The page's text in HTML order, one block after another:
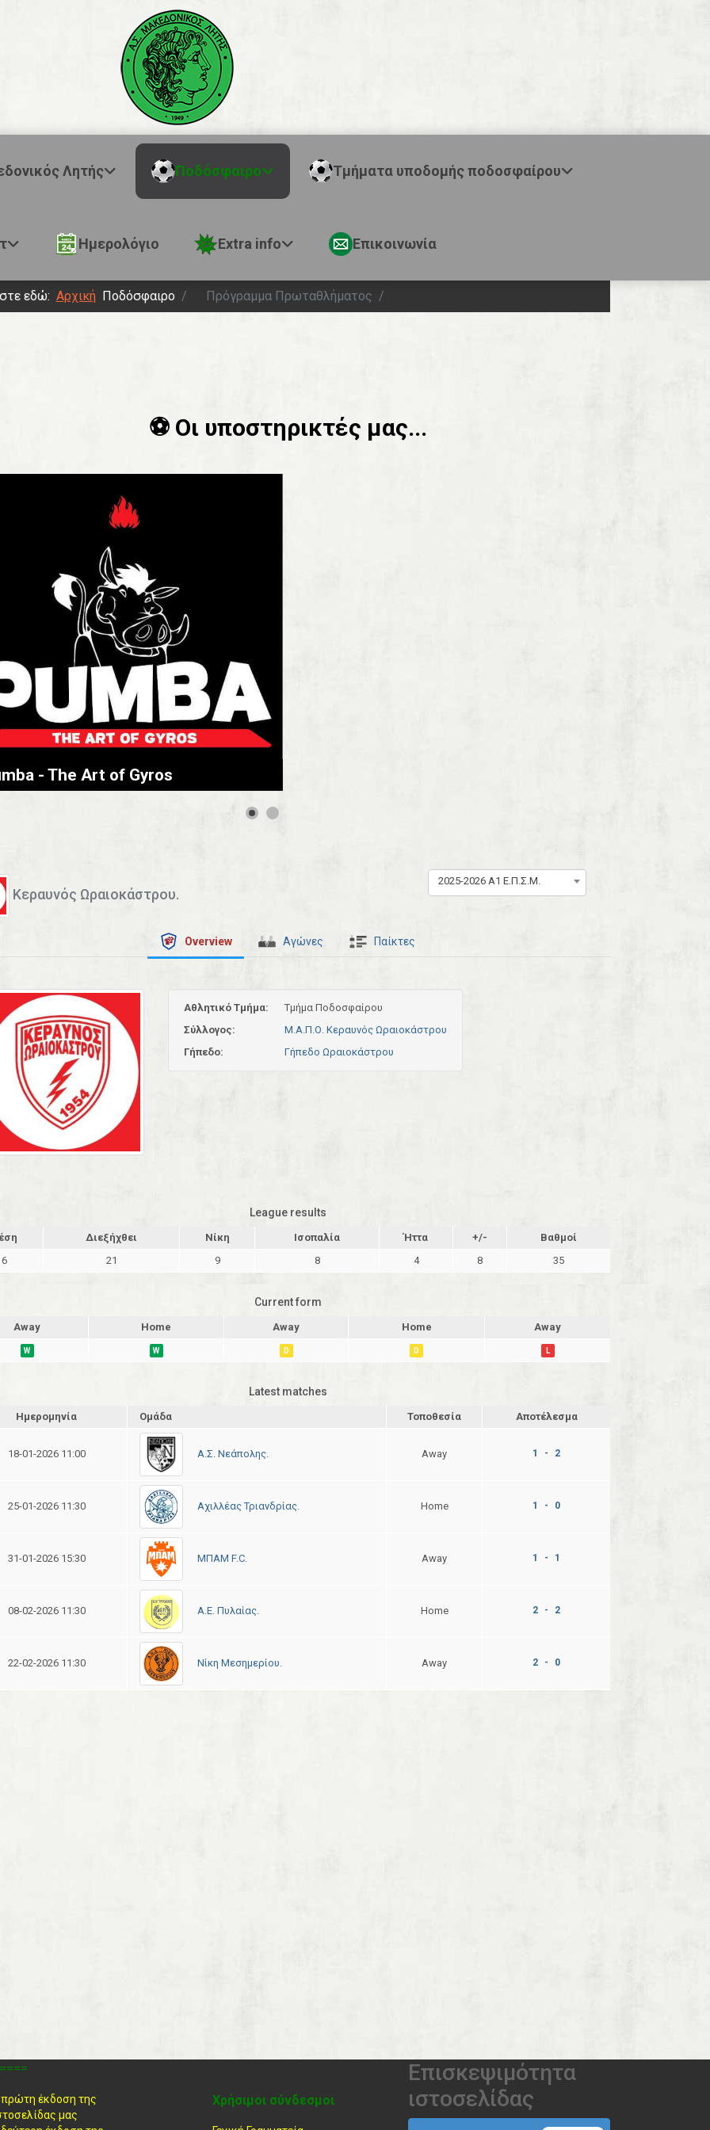
Λητής Ποδόσφαιρο Τμήματα υποδομής ποδοσφαίρου
Ημερολόγιο Extra info Επικοινωνία
εδώ: Αρχική Ποδόσφαιρο Πρόγραμμα Πρωταθλήματος
⚽️ Οι υποστηρικτές μας...
- The Art of Gyros
2025-2026 Α1 Ε.Π.Σ.Μ.
Κεραυνός Ωραιοκάστρου.
Overview Αγώνες Παίκτες
Αθλητικό Τμήμα:
Τμήμα Ποδοσφαίρου
Σύλλογος:
Μ.Α.Π.Ο. Κεραυνός Ωραιοκάστρου
Γήπεδο:
Γήπεδο Ωραιοκάστρου
League results
Διεξήχθει Νίκη Ισοπαλία Ήττα +/-
Βαθμοί
6
21 9 8 4 8 35
Current form
Away Home Away Home Away
W W D D L
Latest matches
Ημερομηνία Ομάδα Τοποθεσία Αποτέλεσμα
18-01-2026 11:00 Α.Σ. Νεάπολης. Away 1 - 2
25-01-2026 11:30 Αχιλλέας Τριανδρίας. Home 1 - 0
31-01-2026 15:30 ΜΠΑΜ F.C. Away 1 - 1
08-02-2026 11:30 Α.Ε. Πυλαίας. Home 2 - 2
22-02-2026 11:30 Νίκη Μεσημερίου. Away 2 - 0
έκδοση της
μας
Χρήσιμοι σύνδεσμοι
Επισκεψιμότητα
ιστοσελίδας